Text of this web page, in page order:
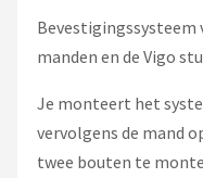
Shimano
Cortina
Alle merken →
Bevestigingssysteem
manden en de Vigo
Je monteert het
vervolgens de mand
twee bouten te